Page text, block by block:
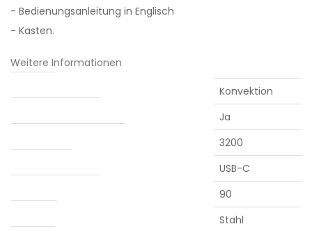
- Bedienungsanleitung in Englisch
- Kasten.
Weitere Informationen
Konvektion
Ja
3200
USB-C
90
Stahl